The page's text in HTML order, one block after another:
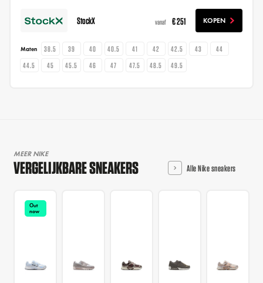
StockX vanaf € 251 KOPEN
Maten 38.5 39 40 40.5 41 42 42.5 43
44
44.5
45 45.5 46 47 47.5 48.5 49.5
MEER NIKE
VERGELIJKBARE SNEAKERS Alle Nike sneakers
Out
now